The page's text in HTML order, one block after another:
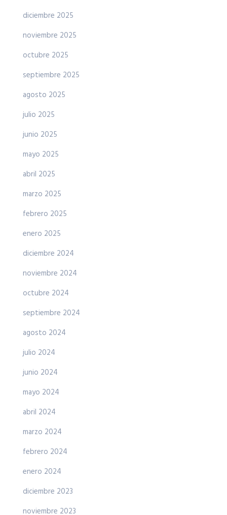
diciembre 2025
noviembre 2025
octubre 2025
septiembre 2025
agosto 2025
julio 2025
junio 2025
mayo 2025
abril 2025
marzo 2025
febrero 2025
enero 2025
diciembre 2024
noviembre 2024
octubre 2024
septiembre 2024
agosto 2024
julio 2024
junio 2024
mayo 2024
abril 2024
marzo 2024
febrero 2024
enero 2024
diciembre 2023
noviembre 2023